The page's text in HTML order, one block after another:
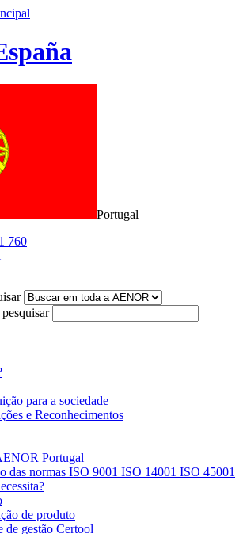
Portugal
760
para a sociedade
e Reconhecimentos
Portugal
das normas ISO 9001 ISO 14001 ISO 45001
de produto
de gestão Certool